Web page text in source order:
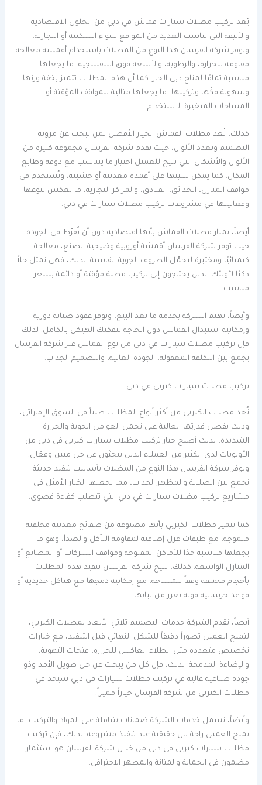
يُعد تركيب مظلات سيارات قماش في دبي من الحلول الاقتصادية
والأنيقة التي تناسب العديد من المواقع سواء السكنية أو التجارية.
وتوفر شركة الفرسان هذا النوع من المظلات باستخدام أقمشة معالجة
مقاومة للحرارة، والرطوبة، والأشعة فوق البنفسجية، ما يجعلها
مناسبة تمامًا لمناخ دبي الحار. كما أن هذه المظلات تتميز بخفة وزنها
وسهولة فكّها وتركيبها، ما يجعلها مثالية للمواقف المؤقتة أو
المساحات المتغيرة الاستخدام.
كذلك، تُعد مظلات القماش الخيار الأفضل لمن يبحث عن مرونة
التصميم وتعدد الألوان، حيث تقدم شركة الفرسان مجموعة كبيرة من
الألوان والأشكال التي تتيح للعميل اختيار ما يتناسب مع ذوقه وطابع
المكان. كما يمكن تثبيتها على أعمدة معدنية أو خشبية، وتُستخدم في
مواقف المنازل، الحدائق، الفنادق، والمراكز التجارية، ما يعكس تنوعها
وفعاليتها في مشروعات تركيب مظلات سيارات في دبي.
أيضاً، تمتاز مظلات القماش بأنها اقتصادية دون أن تُفرّط في الجودة،
حيث توفر شركة الفرسان أقمشة أوروبية وخليجية الصنع، معالجة
كيميائيًا ومختبرة لتحمّل الظروف الجوية القاسية. لذلك، فهي تمثل حلاً
ذكيًا لأولئك الذين يحتاجون إلى تركيب مظلة مؤقتة أو دائمة بسعر
مناسب.
وأيضاً، تهتم الشركة بخدمة ما بعد البيع، وتوفر عقود صيانة دورية
وإمكانية استبدال القماش دون الحاجة لتفكيك الهيكل بالكامل. لذلك
فإن تركيب مظلات سيارات في دبي من نوع القماش عبر شركة الفرسان
يجمع بين التكلفة المعقولة، الجودة العالية، والتصميم الجذاب.
تركيب مظلات سيارات كيربي في دبي
تُعد مظلات الكيربي من أكثر أنواع المظلات طلباً في السوق الإماراتي،
وذلك بفضل قدرتها العالية على تحمل العوامل الجوية والحرارة
الشديدة، لذلك أصبح خيار تركيب مظلات سيارات كيربي في دبي من
الأولويات لدى الكثير من العملاء الذين يبحثون عن حل متين وفعّال.
وتوفر شركة الفرسان هذا النوع من المظلات بأساليب تنفيذ حديثة
تجمع بين الصلابة والمظهر الجذاب، مما يجعلها الخيار الأمثل في
مشاريع تركيب مظلات سيارات في دبي التي تتطلب كفاءة قصوى.
كما تتميز مظلات الكيربي بأنها مصنوعة من صفائح معدنية مجلفنة
متموجة، مع طبقات عزل إضافية لمقاومة التآكل والصدأ، وهو ما
يجعلها مناسبة جدًا للأماكن المفتوحة ومواقف الشركات أو المصانع أو
المنازل الواسعة. كذلك، تتيح شركة الفرسان تنفيذ هذه المظلات
بأحجام مختلفة وفقاً للمساحة، مع إمكانية دمجها مع هياكل حديدية أو
قواعد خرسانية قوية تعزز من ثباتها.
أيضاً، تقدم الشركة خدمات التصميم ثلاثي الأبعاد لمظلات الكيربي،
لتمنح العميل تصوراً دقيقاً للشكل النهائي قبل التنفيذ، مع خيارات
تخصيص متعددة مثل الطلاء العاكس للحرارة، فتحات التهوية،
والإضاءة المدمجة. لذلك، فإن كل من يبحث عن حل طويل الأمد وذو
جودة صناعية عالية في تركيب مظلات سيارات في دبي سيجد في
مظلات الكيربي من شركة الفرسان خياراً مميزاً.
وأيضاً، تشمل خدمات الشركة ضمانات شاملة على المواد والتركيب، ما
يمنح العميل راحة بال حقيقية عند تنفيذ مشروعه. لذلك، فإن تركيب
مظلات سيارات كيربي في دبي من خلال شركة الفرسان هو استثمار
مضمون في الحماية والمتانة والمظهر الاحترافي.